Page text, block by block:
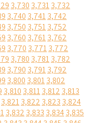
3,730 3,7313,732
3,740 3,7413,742
3,750 3,7513,752
3,760 3,7613,762
3,770 3,7713,772
3,780 3,7813,782
3,790 3,7913,792
3,800 3,8013,802
3,810 3,8113,812 3,813
3,8213,822 3,823 3,824
3,832 3,833 3,8343,835